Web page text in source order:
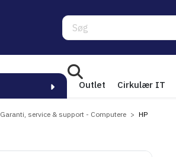
Søg
Outlet Cirkulær IT
Garanti, service & support - Computere HP